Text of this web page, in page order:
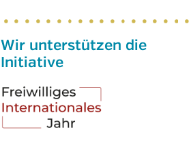
Wir unterstützen die
Initiative